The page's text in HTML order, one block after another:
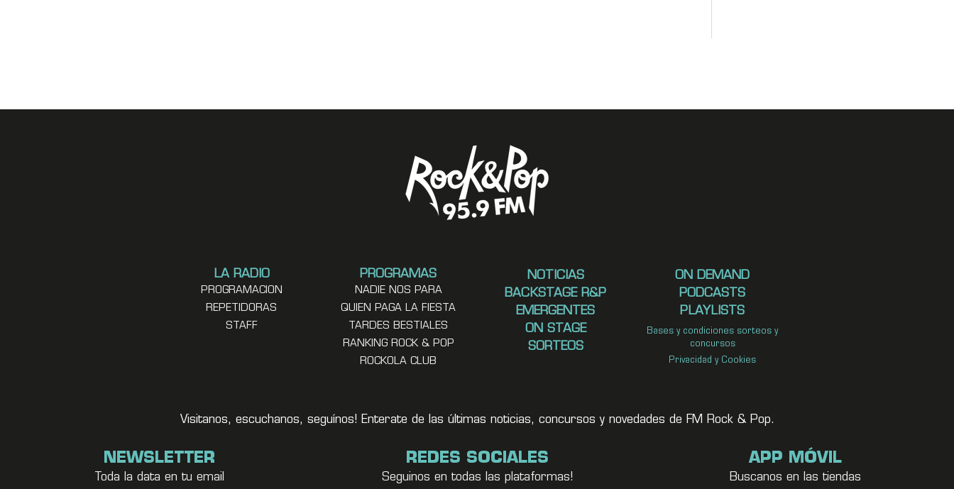
LA RADIO
PROGRAMACION
REPETIDORAS
STAFF
PROGRAMAS
NADIE NOS PARA
QUIEN PAGA LA FIESTA
TARDES BESTIALES
RANKING ROCK & POP
ROCKOLA CLUB
NOTICIAS
BACKSTAGE R&P
EMERGENTES
ON STAGE
SORTEOS
ON DEMAND
PODCASTS
PLAYLISTS
Bases y condiciones sorteos y
concursos
Privacidad y Cookies
Visitanos, escuchanos, seguínos! Enterate de las últimas noticias, concursos y novedades de FM Rock & Pop.
NEWSLETTER
Toda la data en tu email
REDES SOCIALES
Seguinos en todas las plataformas!
APP MÓVIL
Buscanos en las tiendas